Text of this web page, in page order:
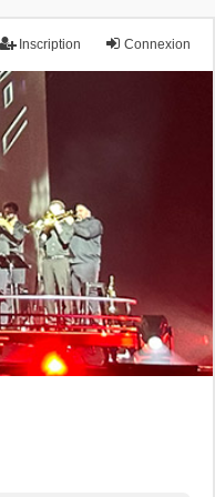
Connexion
Inscription